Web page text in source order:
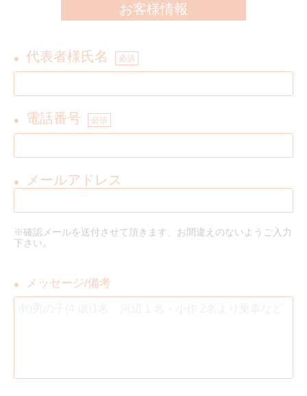
お客様情報
● 代表者様氏名 必須
● 電話番号 必須
● メールアドレス
※確認メールを送付させて頂きます、お間違えのないようご入力
下さい。
● メッセージ/備考